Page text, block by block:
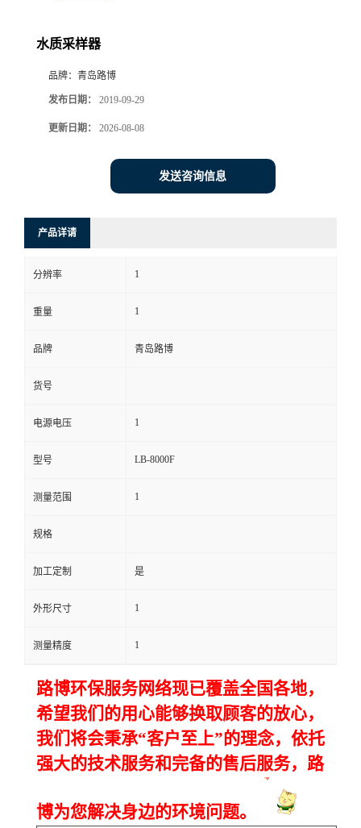
厅
在
线
留
言
水质采样器
品牌： 青岛路博
发布日期： 2019-09-29
更新日期： 2026-08-08
发送咨询信息
产品详请
分辨率 1
重量 1
品牌 青岛路博
货号
电源电压 1
型号 LB-8000F
测量范围 1
规格
加工定制 是
外形尺寸 1
测量精度 1
路博环保服务网络现已覆盖全国各地，
希望我们的用心能够换取顾客的放心，
我们将会秉承“客户至上”的理念，依托
强大的技术服务和完备的售后服务，路
博为您解决身边的环境问题。